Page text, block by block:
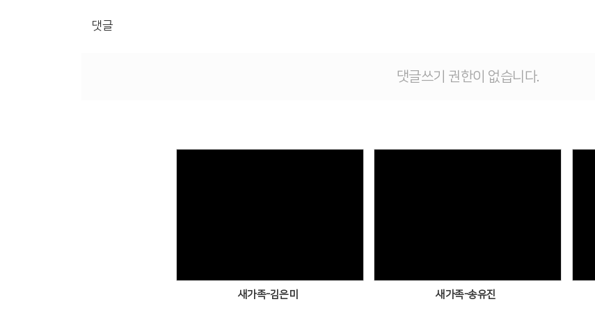
댓글
댓글쓰기 권한이 없습니다.
새가족-김은미 새가족-송유진